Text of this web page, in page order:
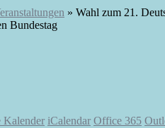
» Wahl zum 21.
Kalender iCalendar Office 365